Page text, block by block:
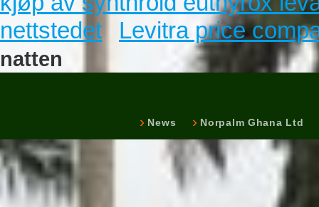
nettstedet
Levitra price
natten
News Norpalm Ghana Ltd